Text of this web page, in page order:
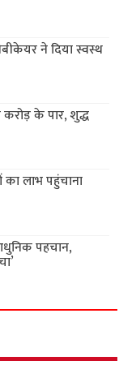
ने दिया स्वस्थ
करोड़ के पार, शुद्ध
लाभ पहुंचाना
पहचान,